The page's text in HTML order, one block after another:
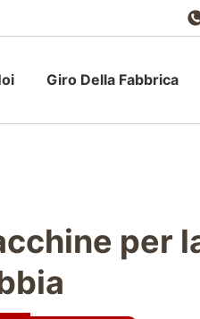
Giro Della Fabbrica
per